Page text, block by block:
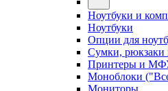
Ноутбуки и
Ноутбуки
Опции для
Сумки, рюкзаки
Принтеры и
Моноблоки
Мониторы